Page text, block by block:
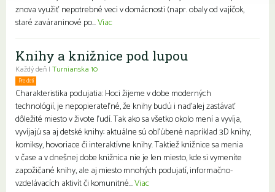
znova využiť nepotrebné veci v domácnosti (napr. obaly od vajíčok,
staré zaváraninové po...Viac
Knihy a knižnice pod lupou
Každý deň | Turnianska 10
Pre deti
Charakteristika podujatia: Hoci žijeme v dobe moderných
technológií, je nepopierateľné, že knihy budú i naďalej zastávať
dôležité miesto v živote ľudí. Tak ako sa všetko okolo mení a vyvíja,
vyvíjajú sa aj detské knihy: aktuálne sú obľúbené napríklad 3D knihy,
komiksy, hovoriace či interaktívne knihy. Taktiež knižnice sa menia
v čase a v dnešnej dobe knižnica nie je len miesto, kde si vymeníte
zapožičané knihy, ale aj miesto mnohých podujatí, informačno-
vzdelávacích aktivít či komunitné...Viac